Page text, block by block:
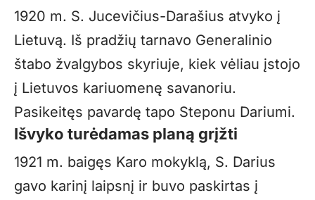
1920 m. S. Jucevičius-Darašius atvyko į
Lietuvą. Iš pradžių tarnavo Generalinio
štabo žvalgybos skyriuje, kiek vėliau įstojo
į Lietuvos kariuomenę savanoriu.
Pasikeitęs pavardę tapo Steponu Dariumi.
Išvyko turėdamas planą grįžti
1921 m. baigęs Karo mokyklą, S. Darius
gavo karinį laipsnį ir buvo paskirtas į